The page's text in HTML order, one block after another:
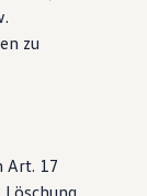
zu
Art. 17